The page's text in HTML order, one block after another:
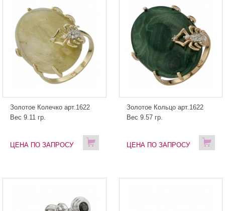
Золотое Колечко арт.1622
Вес 9.11 гр.
ЦЕНА ПО ЗАПРОСУ
Золотое Кольцо арт.1622
Вес 9.57 гр.
ЦЕНА ПО ЗАПРОСУ